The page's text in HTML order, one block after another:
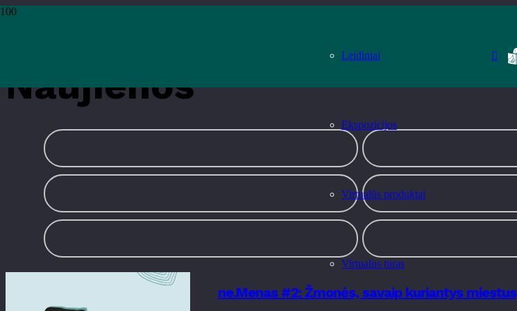
Leidiniai
Ekspozicijos
Virtualūs produktai
Virtualus turas
Pradžia
Naujienos
ne.Menas #2: Žmonės, savaip kuriantys miestus